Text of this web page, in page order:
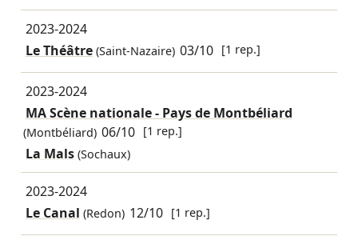
2023-2024
Le Théâtre(Saint-Nazaire) 03/10 [1 rep.]
2023-2024
MA Scène nationale - Pays de Montbéliard
(Montbéliard) 06/10 [1 rep.]
La Mals (Sochaux)
2023-2024
Le Canal (Redon) 12/10 [1 rep.]